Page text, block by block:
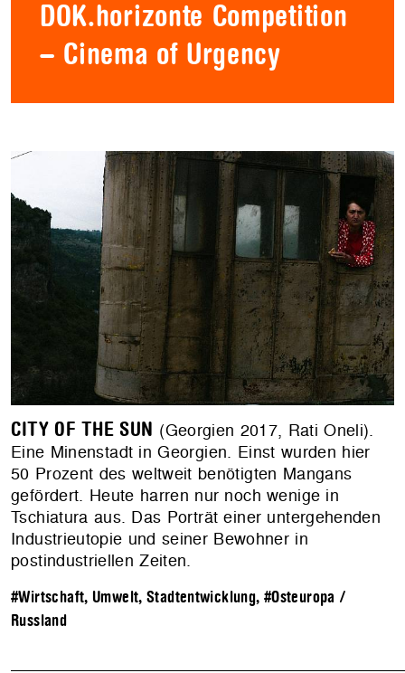
DOK.horizonte Competition
– Cinema of Urgency
CITY OF THE SUN (Georgien 2017, Rati Oneli).
Eine Minenstadt in Georgien. Einst wurden hier
50 Prozent des weltweit benötigten Mangans
gefördert. Heute harren nur noch wenige in
Tschiatura aus. Das Porträt einer untergehenden
Industrieutopie und seiner Bewohner in
postindustriellen Zeiten.
#Wirtschaft, Umwelt, Stadtentwicklung, #Osteuropa /
Russland